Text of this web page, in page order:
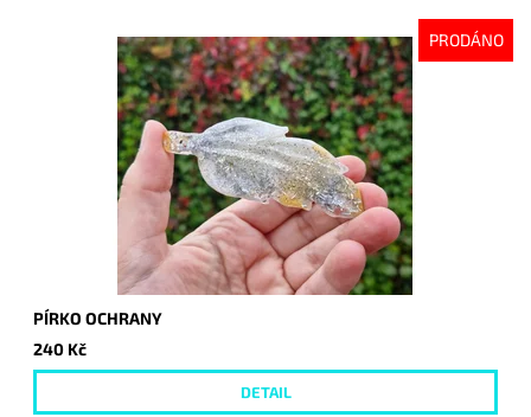
PRODÁNO
PÍRKO OCHRANY
240 Kč
DETAIL